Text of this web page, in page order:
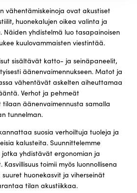
vähentämiskeinoja ovat akustiset
huonekalujen oikea valinta ja
Näiden yhdistelmä luo tasapainoisen
kuulovammaisten viestintää.
sisältävät katto- ja seinäpaneelit,
äänenvaimennukseen. Matot ja
vähentävät askelten aiheuttamaa
Verhot ja pehmeät
tilaan äänenvaimennusta samalla
tunnelman.
suosia verhoiltuja tuoleja ja
kalusteita. Suunnittelemme
yhdistävät ergonomian ja
toimii myös luonnollisena
huonekasvit ja viherseinät
tilan akustiikkaa.